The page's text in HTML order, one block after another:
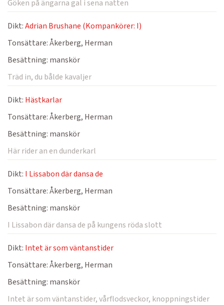
Göken på ängarna gal i sena natten
Dikt:Adrian Brushane (Kompankörer: I)
Tonsättare:Åkerberg, Herman
Besättning: manskör
Träd in, du bålde kavaljer
Dikt: Hästkarlar
Tonsättare:Åkerberg, Herman
Besättning: manskör
Här rider an en dunderkarl
Dikt: I Lissabon där dansa de
Tonsättare:Åkerberg, Herman
Besättning: manskör
I Lissabon där dansa de på kungens röda slott
Dikt: Intet är som väntanstider
Tonsättare:Åkerberg, Herman
Besättning: manskör
Intet är som väntanstider, vårflodsveckor, knoppningstider